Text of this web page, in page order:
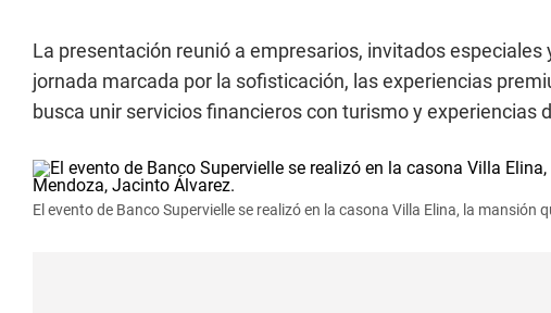
La presentación reunió a empresarios, invitados
jornada marcada por la sofisticación, las experiencias
busca unir servicios financieros con turismo y experiencias
El evento de Banco Supervielle se realizó en la casona Villa Elina, la